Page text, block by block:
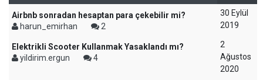
Airbnb sonradan hesaptan para çekebilir mi?
harun_emirhan
2
30 Eylül
2019
Elektrikli Scooter Kullanmak Yasaklandı mı?
yildirim.ergun
4
2
Ağustos
2020